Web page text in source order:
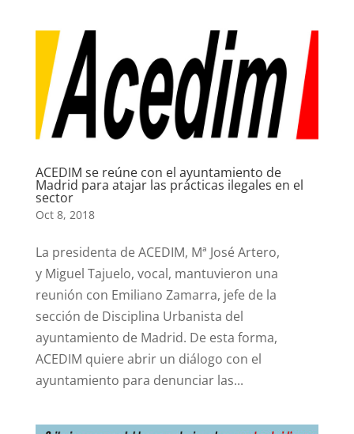
ACEDIM se reúne con el ayuntamiento de
Madrid para atajar las prácticas ilegales en el
sector
Oct 8, 2018
La presidenta de ACEDIM, Mª José Artero,
y Miguel Tajuelo, vocal, mantuvieron una
reunión con Emiliano Zamarra, jefe de la
sección de Disciplina Urbanista del
ayuntamiento de Madrid. De esta forma,
ACEDIM quiere abrir un diálogo con el
ayuntamiento para denunciar las...